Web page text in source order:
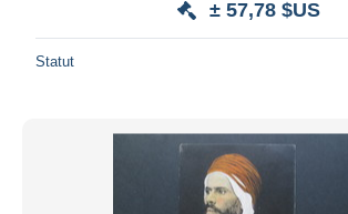
± 57,78 $US
Statut